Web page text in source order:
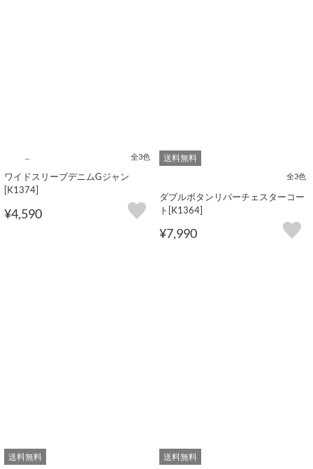
全3色
ワイドスリーブデニムGジャン
[K1374]
¥4,590
送料無料
全3色
ダブルボタンリバーチェスターコー
ト[K1364]
¥7,990
送料無料 送料無料